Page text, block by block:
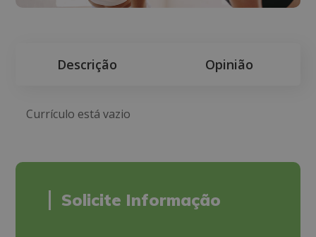
Descrição Opinião
Currículo está vazio
Solicite Informação